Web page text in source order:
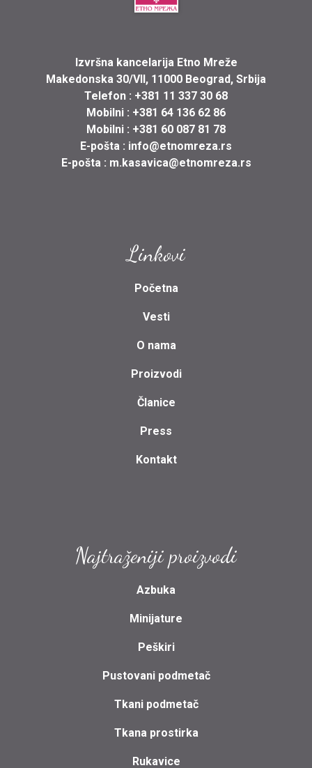
Izvršna kancelarija Etno Mreže
Makedonska 30/VII, 11000 Beograd, Srbija
Telefon : +381 11 337 30 68
Mobilni : +381 64 136 62 86
Mobilni : +381 60 087 81 78
E-pošta : info@etnomreza.rs
E-pošta : m.kasavica@etnomreza.rs
Linkovi
Početna
Vesti
O nama
Proizvodi
Članice
Press
Kontakt
Najtraženiji proizvodi
Azbuka
Minijature
Peškiri
Pustovani podmetač
Tkani podmetač
Tkana prostirka
Rukavice